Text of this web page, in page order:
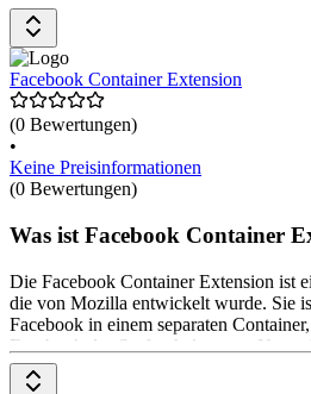
Internetverkehr sichern, den Zugriff auf
blockieren und den Abfluss sensibler
gibt es auf Anfrage beim Anbieter.
Facebook Container Extension
(0 Bewertungen)
•
Keine Preisinformationen
(0 Bewertungen)
Was ist Facebook Container
Die Facebook Container Extension ist
die von Mozilla entwickelt wurde. Sie
Facebook in einem separaten
Facebook das Surfverhalten von
Facebook-Website verfolgt. Dies soll die
Nutzerinnen erhöhen und das Cross-